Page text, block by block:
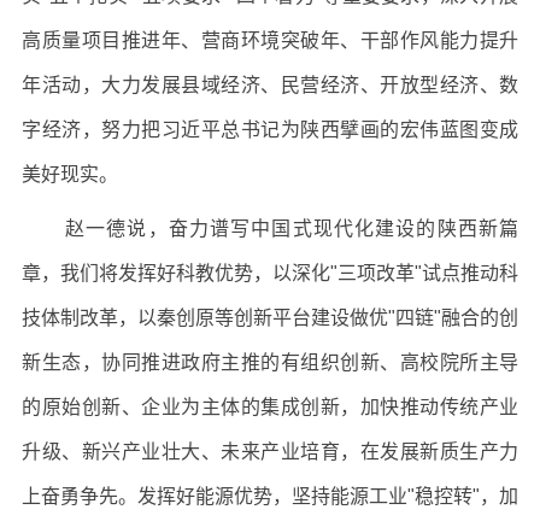
高质量项目推进年、营商环境突破年、干部作风能力提升
年活动，大力发展县域经济、民营经济、开放型经济、数
字经济，努力把习近平总书记为陕西擘画的宏伟蓝图变成
美好现实。
赵一德说，奋力谱写中国式现代化建设的陕西新篇
章，我们将发挥好科教优势，以深化"三项改革"试点推动科
技体制改革，以秦创原等创新平台建设做优"四链"融合的创
新生态，协同推进政府主推的有组织创新、高校院所主导
的原始创新、企业为主体的集成创新，加快推动传统产业
升级、新兴产业壮大、未来产业培育，在发展新质生产力
上奋勇争先。发挥好能源优势，坚持能源工业"稳控转"，加